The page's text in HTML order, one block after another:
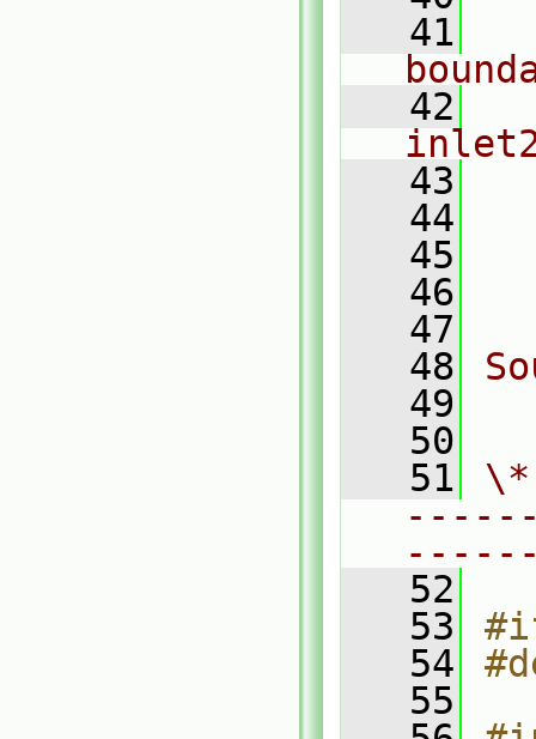
   41
   42
   43
   44
   45
   46
   47
   48
   49
   50
   51
   52
   53
   54
   55